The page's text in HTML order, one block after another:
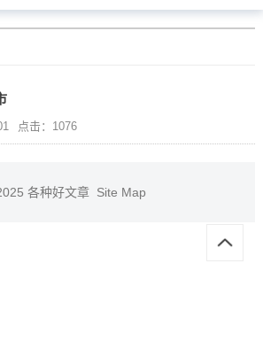
点击：1076
各种好文章 Site Map